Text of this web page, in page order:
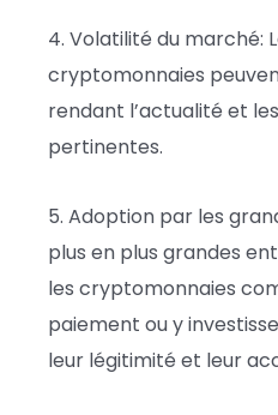
4. Volatilité du marché:
cryptomonnaies
rendant l’actualité et
pertinentes.
5. Adoption par les
plus en plus grandes
les cryptomonnaies
paiement ou y
leur légitimité et leur